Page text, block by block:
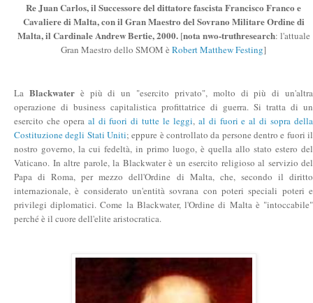
Re Juan Carlos, il Successore del dittatore fascista Francisco Franco e
Cavaliere di Malta, con il Gran Maestro del Sovrano Militare Ordine di
Malta, il Cardinale Andrew Bertie, 2000.[nota nwo-truthresearch: l'attuale
Gran Maestro dello SMOM è Robert Matthew Festing]
La Blackwaterè più di un "esercito privato", molto di più di un'altra
operazione di business capitalistica profittatrice di guerra. Si tratta di un
esercito che opera al di fuori di tutte le leggi, al di fuori e al di sopra della
Costituzione degli Stati Uniti; eppure è controllato da persone dentro e fuori il
nostro governo, la cui fedeltà, in primo luogo, è quella allo stato estero del
Vaticano. In altre parole, la Blackwater è un esercito religioso al servizio del
Papa di Roma, per mezzo dell'Ordine di Malta, che, secondo il diritto
internazionale, è considerato un'entità sovrana con poteri speciali poteri e
privilegi diplomatici. Come la Blackwater, l'Ordine di Malta è "intoccabile"
perché è il cuore dell'elite aristocratica.